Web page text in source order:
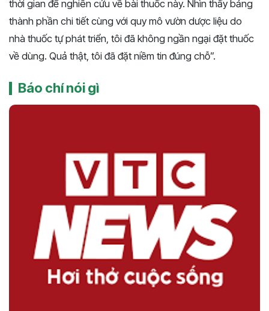
thời gian để nghiên cứu về bài thuốc này. Nhìn thấy bảng
thành phần chi tiết cùng với quy mô vườn dược liệu do
nhà thuốc tự phát triển, tôi đã không ngần ngại đặt thuốc
về dùng. Quả thật, tôi đã đặt niềm tin đúng chỗ”.
Báo chí nói gì